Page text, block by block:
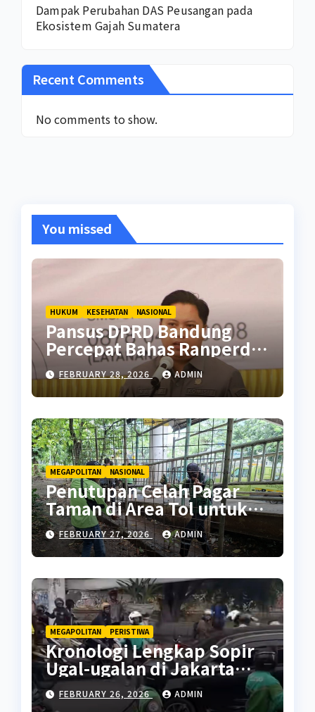
Dampak Perubahan DAS Peusangan pada
Ekosistem Gajah Sumatera
Recent Comments
No comments to show.
You missed
HUKUM KESEHATAN NASIONAL
Pansus DPRD Bandung
Percepat Bahas Ranperda
Pencegahan Seks Berisiko
FEBRUARY 28, 2026 ADMIN
MEGAPOLITAN NASIONAL
Penutupan Celah Pagar
Taman di Area Tol untuk
Cegah Penyalahgunaan
FEBRUARY 27, 2026 ADMIN
MEGAPOLITAN PERISTIWA
Kronologi Lengkap Sopir
Ugal-ugalan di Jakarta
Pusat
FEBRUARY 26, 2026 ADMIN